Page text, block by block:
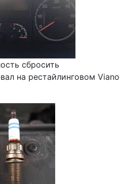
сбросить
на рестайлинговом Viano